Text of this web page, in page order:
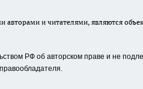
и читателями, являются
РФ об авторском праве и не